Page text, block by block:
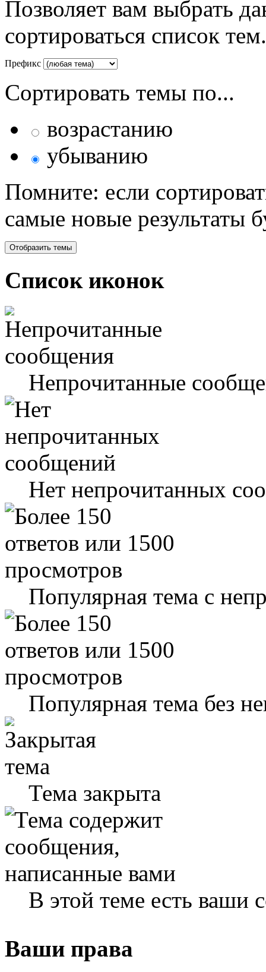
Позволяет вам выбрать
сортироваться список тем.
Префикс
Сортировать темы по...
возрастанию
убыванию
Помните: если
самые новые результаты
Список иконок
Непрочитанные
Нет непрочитанных
Популярная тема с
Популярная тема без
Тема закрыта
В этой теме есть ваши
Ваши права